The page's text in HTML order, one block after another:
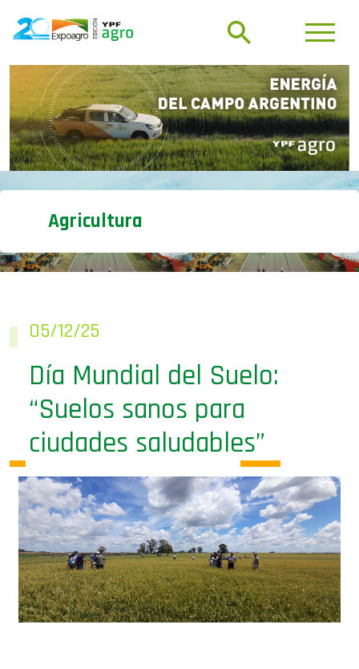
Agricultura
05/12/25
Día Mundial del Suelo:
“Suelos sanos para
ciudades saludables”